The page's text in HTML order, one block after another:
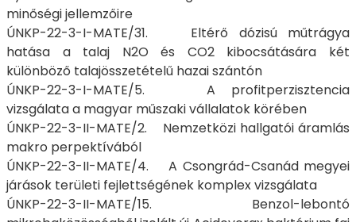
minőségi jellemzőire
ÚNKP-22-3-I-MATE/31. Eltérő dózisú műtrágya
hatása a talaj N2O és CO2 kibocsátására két
különböző talajösszetételű hazai szántón
ÚNKP-22-3-I-MATE/5. A profitperzisztencia
vizsgálata a magyar műszaki vállalatok körében
ÚNKP-22-3-II-MATE/2. Nemzetközi hallgatói áramlás
makro perpektívából
ÚNKP-22-3-II-MATE/4. A Csongrád-Csanád megyei
járások területi fejlettségének komplex vizsgálata
ÚNKP-22-3-II-MATE/15. Benzol-lebontó